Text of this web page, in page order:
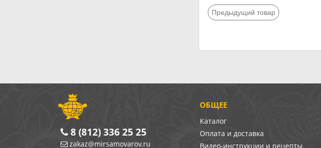
Предыдущий товар
ОБЩЕЕ
Каталог
Оплата и доставка
Видео-инструкции и рецепты
8 (812) 336 25 25
zakaz@mirsamovarov.ru